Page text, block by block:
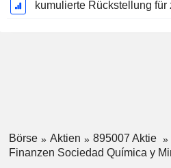
Börse Aktien
895007 Aktie
Finanzen Sociedad Química y